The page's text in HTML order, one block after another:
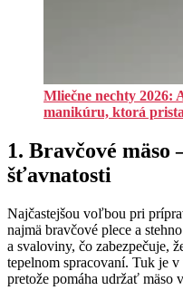
Mliečne nechty 2026:
manikúru, ktorá
1. Bravčové mäso
šťavnatosti
Najčastejšou voľbou pri
najmä bravčové plece a
a svaloviny, čo zabezpečuje,
tepelnom spracovaní. Tuk je
pretože pomáha udržať mäso